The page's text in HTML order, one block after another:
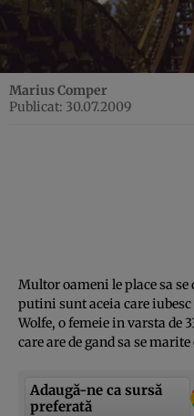
Marius Comper
Publicat: 30.07.2009
Multor oameni le place sa
putini sunt aceia care
Wolfe, o femeie in varsta de
care are de gand sa se
Adaugă-ne ca sursă
preferată